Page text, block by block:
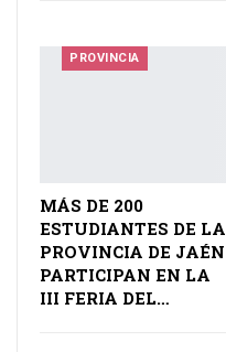
PROVINCIA
MÁS DE 200
ESTUDIANTES DE LA
PROVINCIA DE JAÉN
PARTICIPAN EN LA
III FERIA DEL…